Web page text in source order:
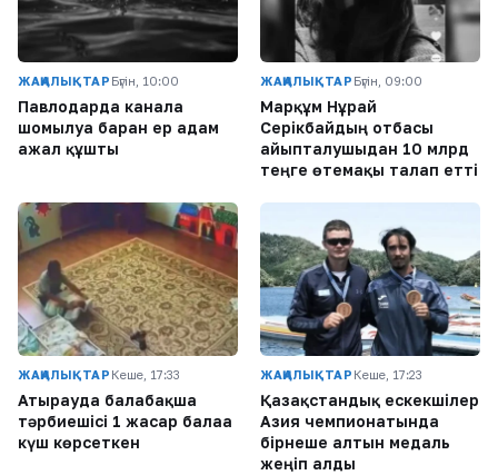
ЖАҢАЛЫҚТАР Бүгін, 10:00
Павлодарда каналға
шомылуға барған ер адам
ажал құшты
ЖАҢАЛЫҚТАР Бүгін, 09:00
Марқұм Нұрай
Серікбайдың отбасы
айыпталушыдан 10 млрд
теңге өтемақы талап етті
ЖАҢАЛЫҚТАР Кеше, 17:33
Атырауда балабақша
тәрбиешісі 1 жасар балаға
күш көрсеткен
ЖАҢАЛЫҚТАР Кеше, 17:23
Қазақстандық ескекшілер
Азия чемпионатында
бірнеше алтын медаль
жеңіп алды